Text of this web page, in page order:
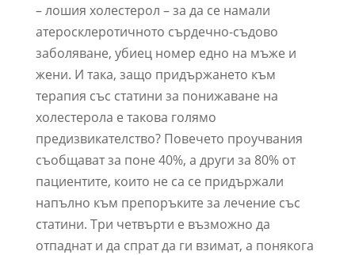
– лошия холестерол – за да се намали
атеросклеротичното сърдечно-съдово
заболяване, убиец номер едно на мъже и
жени. И така, защо придържането към
терапия със статини за понижаване на
холестерола е такова голямо
предизвикателство? Повечето проучвания
съобщават за поне 40%, а други за 80% от
пациентите, които не са се придържали
напълно към препоръките за лечение със
статини. Три четвърти е възможно да
отпаднат и да спрат да ги взимат, а понякога